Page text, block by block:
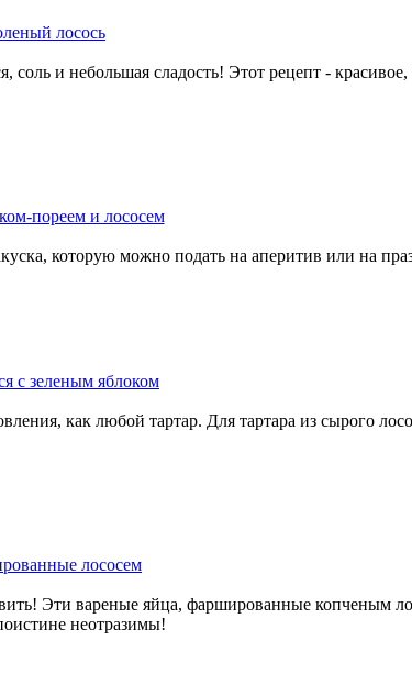
соль и небольшая сладость! Этот рецепт -
которую можно подать на аперитив или на
как любой тартар. Для тартара из сырого
Эти вареные яйца, фаршированные копченым
неотразимы!